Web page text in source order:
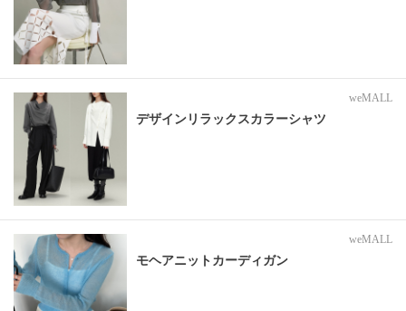
weMALL
デザインリラックスカラーシャツ
weMALL
モヘアニットカーディガン